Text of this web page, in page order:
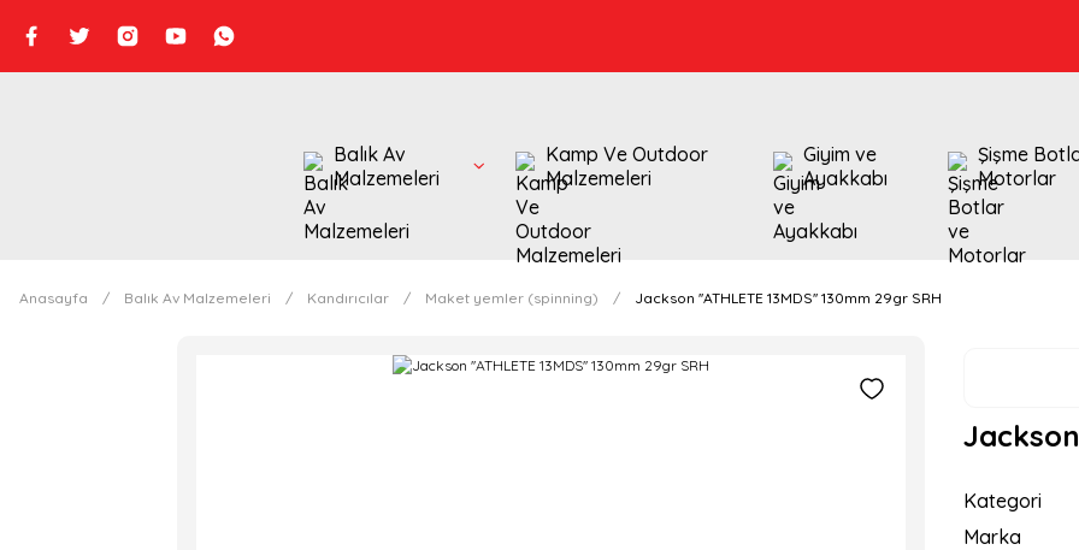
Balık Av
Malzemeleri
Kamp Ve Outdoor
Malzemeleri
Giyim ve
Ayakkabı
Şişme
Motorlar
Anasayfa Balık Av Malzemeleri Kandırıcılar Maket yemler (spinning) Jackson ''ATHLETE 13MDS'' 130mm 29gr SRH
Kategori
Marka